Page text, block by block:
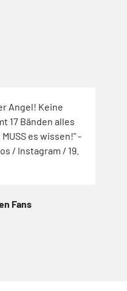
Angel! Keine
17 Bänden alles
es wissen!" -
/ Instagram / 19.
Fans